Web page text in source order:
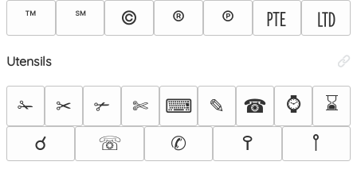
™ ℠ © ® ℗ ㉐ ㋏
Utensils
✁ ✂ ✃ ✄ ⌨ ✎ ☎ ⌚
⌛
☌
☏ ✆ ߉ 𐩺